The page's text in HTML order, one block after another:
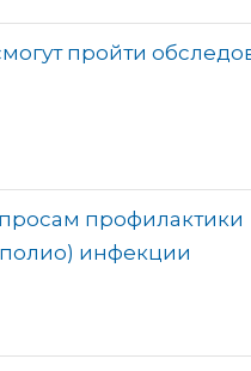
пройти
профилактики
инфекции